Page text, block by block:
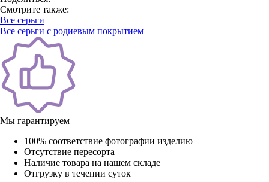
Смотрите также:
Все серьги
Все серьги с родиевым покрытием
Мы гарантируем
100% соответствие фотографии изделию
Отсутствие пересорта
Наличие товара на нашем складе
Отгрузку в течении суток